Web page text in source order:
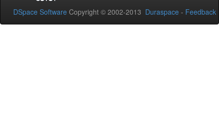
DSpace Software Copyright © 2002-2013 Duraspace - Feedback